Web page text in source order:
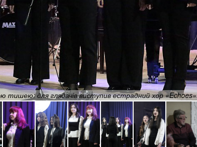
тишею: для глядачів виступив естрадний хор «Echoes»